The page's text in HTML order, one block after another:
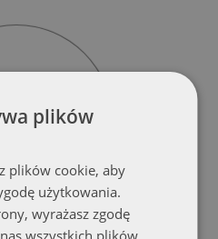
plików
plików cookie, aby
użytkowania.
wyrażasz zgodę
wszystkich plików